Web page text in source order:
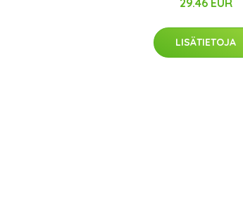
29.46 EUR
LISÄTIETOJA